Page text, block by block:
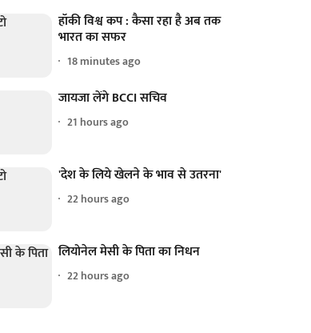
हॉकी विश्व कप : कैसा रहा है अब तक
भारत का सफर
18 minutes ago
जायजा लेंगे BCCI सचिव
21 hours ago
'देश के लिये खेलने के भाव से उतरना'
22 hours ago
लियोनेल मेसी के पिता का निधन
22 hours ago